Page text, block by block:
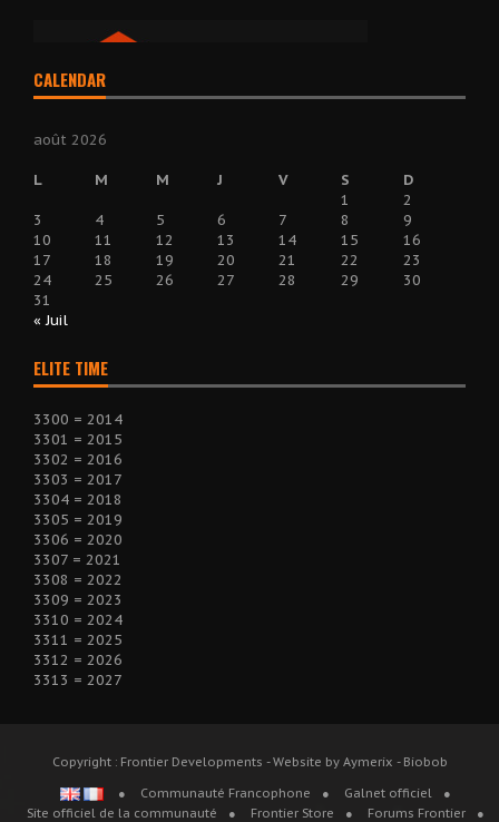
CALENDAR
août 2026
L M M J V S
D
1
2
3
4 5 6 7 8
9
10
11 12 13 14 15
16
17
18 19 20 21 22
23
24
25 26 27 28 29
30
31
« Juil
ELITE TIME
3300 = 2014
3301 = 2015
3302 = 2016
3303 = 2017
3304 = 2018
3305 = 2019
3306 = 2020
3307 = 2021
3308 = 2022
3309 = 2023
3310 = 2024
3311 = 2025
3312 = 2026
3313 = 2027
Copyright : Frontier Developments - Website by Aymerix - Biobob
Communauté Francophone
Galnet officiel
Site officiel de la communauté
Frontier Store Forums Frontier